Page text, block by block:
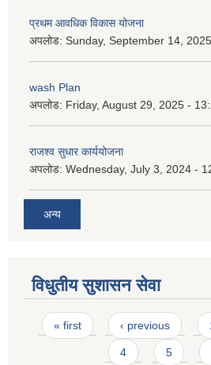
प्रथम आवधिक विकास योजना
अपलोड: Sunday, September 14,
wash Plan
अपलोड: Friday, August 29, 2025 -
राजश्व सुधार कार्ययोजना
अपलोड: Wednesday, July 3, 2024 -
अन्य
विधुतीय सुशासन सेवा
Pages
« first ‹ previous
4 5